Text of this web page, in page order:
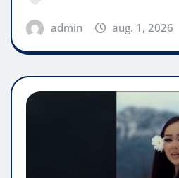
admin aug. 1, 2026